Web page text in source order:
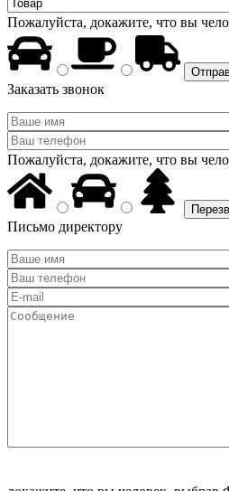
Пожалуйста, докажите, что вы
Заказать звонок
Пожалуйста, докажите, что вы
Письмо директору